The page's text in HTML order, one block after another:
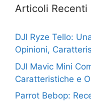
Articoli Recenti
DJI Ryze Tello:
Opinioni,
DJI Mavic Mini
Caratteristiche e
Parrot Bebop: